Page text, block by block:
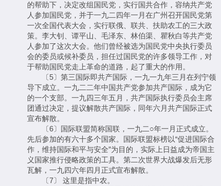
的帮助下，决定改组国民党，实行国共合作，容纳共产党
人参加国民党，并于一九二四年一月在广州召开国民党第
一次全国代表大会，实行联俄、联共、扶助农工的三大政
策。李大钊、谭平山、毛泽东、林伯渠、瞿秋白等共产党
人参加了这次大会。他们曾经被选为国民党中央执行委员
会的委员或候补委员，担任过国民党的许多领导工作，对
于帮助国民党走上革命的道路，起了重大的作用。
〔5〕第三国际即共产国际，一九一九年三月在列宁领
导下成立。一九二二年中国共产党参加共产国际，成为它
的一个支部。一九四三年五月，共产国际执行委员会主席
团通过决定，提议解散共产国际，同年六月共产国际正式
宣布解散。
〔6〕国际联盟简称国联，一九二○年一月正式成立。
先后参加的有六十多个国家。国际联盟标榜以“促进国际合
作，维持国际和平与安全”为目的，实际上日益成为帝国主
义国家推行侵略政策的工具。第二次世界大战爆发后无形
瓦解，一九四六年四月正式宣布解散。
〔7〕 这里是指中农。